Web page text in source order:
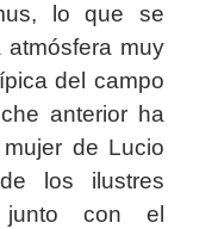
lo que se
muy
del campo
anterior ha
de Lucio
los ilustres
junto con el